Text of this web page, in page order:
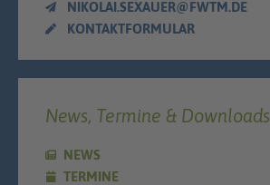
NIKOLAI.SEXAUER@FWTM.DE
KONTAKTFORMULAR
News, Termine & Downloads
NEWS
TERMINE